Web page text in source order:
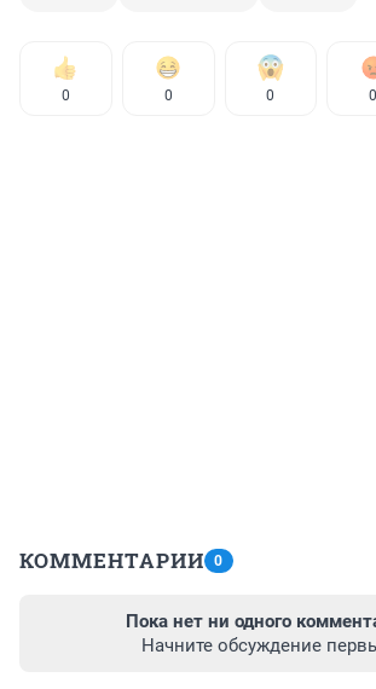
0 0 0 0
КОММЕНТАРИИ 0
Пока нет ни одного
Начните обсуждение